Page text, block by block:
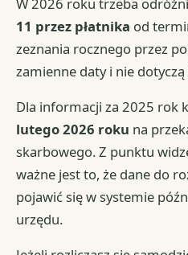
W 2026 roku trzeba
11 przez płatnika od
zeznania rocznego przez
zamienne daty i nie
Dla informacji za 2025 rok
lutego 2026 roku na
skarbowego. Z punktu
ważne jest to, że dane do
pojawić się w systemie
urzędu.